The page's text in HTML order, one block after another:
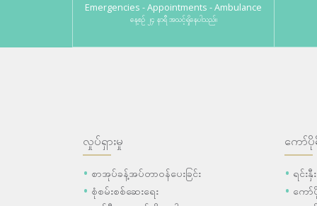
Emergencies - Appointments - Ambulance
နေ့စဉ် ၂၄ နာရီ အသင့်ရှိနေပါသည်။
လှုပ်ရှားမှု
စာအုပ်ခန့်အပ်တာဝန်ပေးခြင်း
စုံစမ်းစစ်ဆေးရေး
ကော်
ရင်း
ကေ